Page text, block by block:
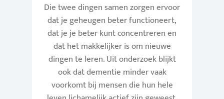
Die twee dingen samen zorgen ervoor
dat je geheugen beter functioneert,
dat je je beter kunt concentreren en
dat het makkelijker is om nieuwe
dingen te leren. Uit onderzoek blijkt
ook dat dementie minder vaak
voorkomt bij mensen die hun hele
Stage
Blog